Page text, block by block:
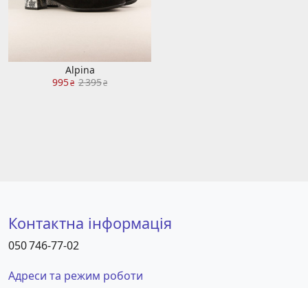
Alpina
995₴ 2 395₴
Контактна інформація
050 746-77-02
Адреси та режим роботи